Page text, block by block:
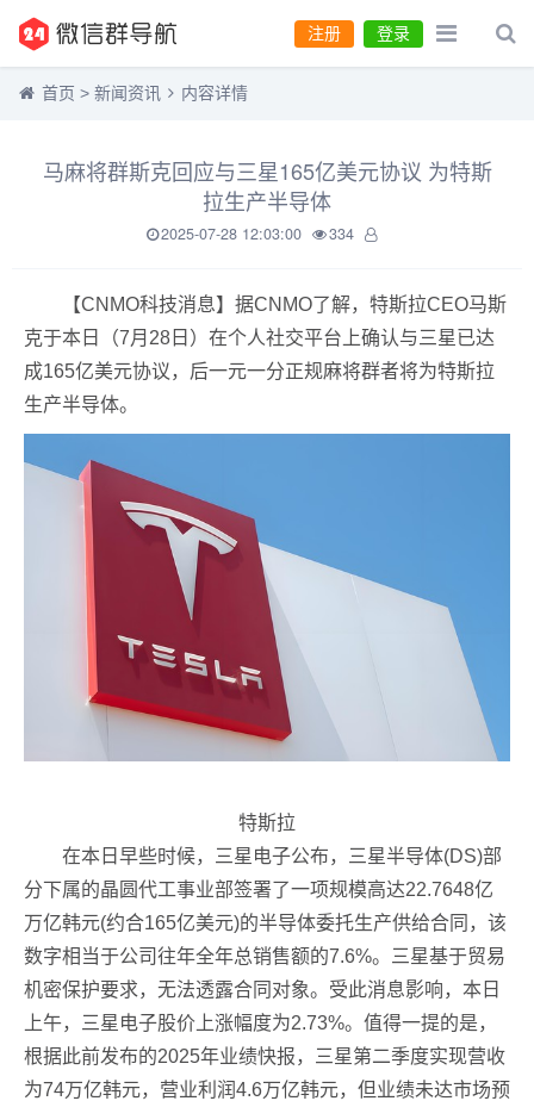
登录
注册
首页 > 新闻资讯 内容详情
马麻将群斯克回应与三星165亿美元协议 为特斯
拉生产半导体
2025-07-28 12:03:00 334
【CNMO科技消息】据CNMO了解，特斯拉CEO马斯
克于本日（7月28日）在个人社交平台上确认与三星已达
成165亿美元协议，后一元一分正规麻将群者将为特斯拉
生产半导体。
特斯拉
在本日早些时候，三星电子公布，三星半导体(DS)部
分下属的晶圆代工事业部签署了一项规模高达22.7648亿
万亿韩元(约合165亿美元)的半导体委托生产供给合同，该
数字相当于公司往年全年总销售额的7.6%。三星基于贸易
机密保护要求，无法透露合同对象。受此消息影响，本日
上午，三星电子股价上涨幅度为2.73%。值得一提的是，
根据此前发布的2025年业绩快报，三星第二季度实现营收
为74万亿韩元，营业利润4.6万亿韩元，但业绩未达市场预